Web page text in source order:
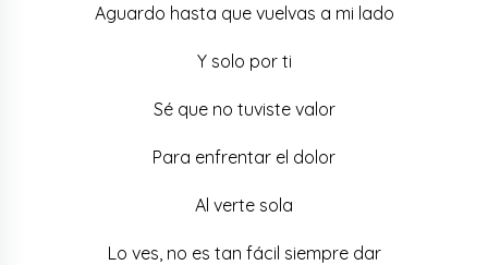
Aguardo hasta que vuelvas a mi lado
Y solo por ti
Sé que no tuviste valor
Para enfrentar el dolor
Al verte sola
Lo ves, no es tan fácil siempre dar